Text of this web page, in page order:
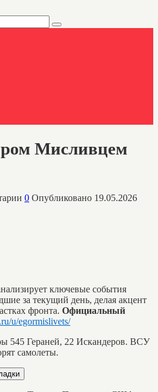
Мисливцем
0 Опубликовано 19.05.2026
ключевые события
за текущий день, делая акцент
фронта. Официальный
u/egormislivets/
545 Гераней, 22 Искандеров. ВСУ
самолеты.